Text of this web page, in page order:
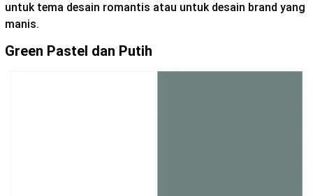
untuk tema desain romantis atau untuk desain brand yang
manis.
Green Pastel dan Putih